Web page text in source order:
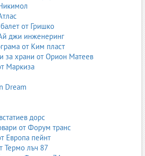
сервизи използват
и пневматични
са мощни, издръжливи и
от Гришко
джи инженеринг
от Ким пласт
за храни от Орион Матеев
Маркиза
Dream
дорс
от Форум транс
Европа пейнт
Термо лъч 87